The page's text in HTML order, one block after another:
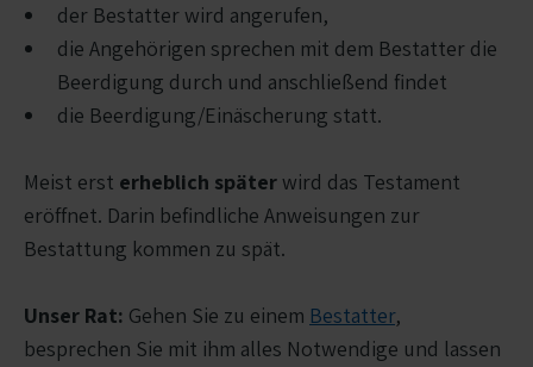
der Bestatter wird angerufen,
die Angehörigen sprechen mit dem Bestatter die
Beerdigung durch und anschließend findet
die Beerdigung/Einäscherung statt.
Meist erst erheblich späterwird das Testament
eröffnet. Darin befindliche Anweisungen zur
Bestattung kommen zu spät.
Unser Rat: Gehen Sie zu einem Bestatter,
besprechen Sie mit ihm alles Notwendige und lassen